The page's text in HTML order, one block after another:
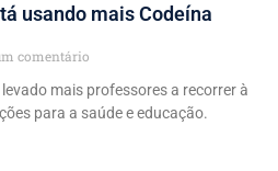
usando mais Codeína
comentário
mais professores a recorrer à
para a saúde e educação.